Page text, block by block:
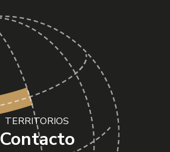
TERRITORIOS
Contacto